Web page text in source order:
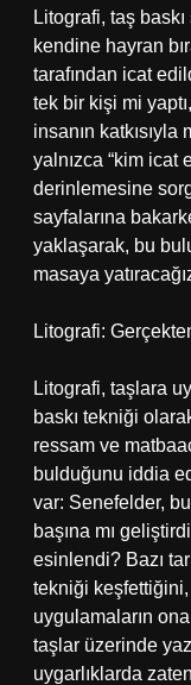
Litografi, taş
kendine hayran
tarafından icat
tek bir kişi mi
insanın
yalnızca “kim icat
derinlemesine
sayfalarına
yaklaşarak, bu
masaya
Litografi:
Litografi, taşlara
baskı tekniği
ressam ve
bulduğunu iddia
var: Senefelder,
başına mı
esinlendi? Bazı
tekniği
uygulamaların
taşlar üzerinde
uygarlıklarda